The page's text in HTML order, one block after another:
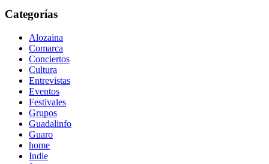
Categorías
Alozaina
Comarca
Conciertos
Cultura
Entrevistas
Eventos
Festivales
Grupos
Guadalinfo
Guaro
home
Indie